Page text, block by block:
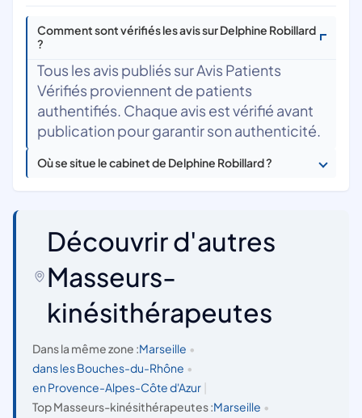
Comment sont vérifiés les avis sur Delphine Robillard
?
Tous les avis publiés sur Avis Patients
Vérifiés proviennent de patients
authentifiés. Chaque avis est vérifié avant
publication pour garantir son authenticité.
Où se situe le cabinet de Delphine Robillard ?
Découvrir d'autres
Masseurs-
kinésithérapeutes
Dans la même zone :Marseille •
dans les Bouches-du-Rhône •
en Provence-Alpes-Côte d'Azur
Top Masseurs-kinésithérapeutes :Marseille •